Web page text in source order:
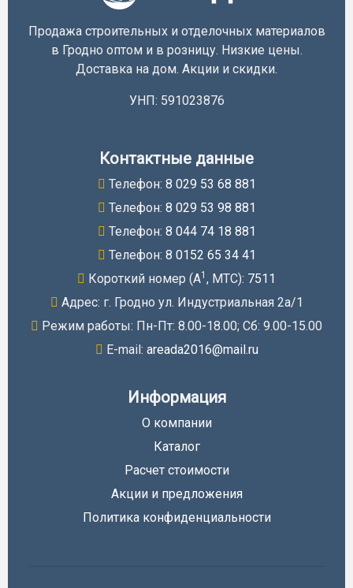
Продажа строительных и отделочных материалов
в Гродно оптом и в розницу. Низкие цены.
Доставка на дом. Акции и скидки.
УНП: 591023876
Контактные данные
Телефон: 8 029 53 68 881
Телефон: 8 029 53 98 881
Телефон: 8 044 74 18 881
Телефон: 8 0152 65 34 41
Короткий номер (A1 , МТС): 7511
Адрес: г. Гродно ул. Индустриальная 2а/1
Режим работы: Пн-Пт: 8.00-18.00; Cб: 9.00-15.00
E-mail: areada2016@mail.ru
Информация
О компании
Каталог
Расчет стоимости
Акции и предложения
Политика конфиденциальности